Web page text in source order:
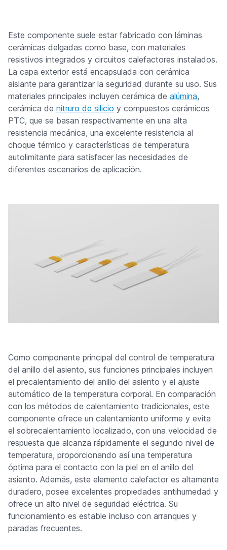
Este componente suele estar fabricado con láminas
cerámicas delgadas como base, con materiales
resistivos integrados y circuitos calefactores instalados.
La capa exterior está encapsulada con cerámica
aislante para garantizar la seguridad durante su uso. Sus
materiales principales incluyen cerámica de alúmina,
cerámica de nitruro de silicio y compuestos cerámicos
PTC, que se basan respectivamente en una alta
resistencia mecánica, una excelente resistencia al
choque térmico y características de temperatura
autolimitante para satisfacer las necesidades de
diferentes escenarios de aplicación.
Como componente principal del control de temperatura
del anillo del asiento, sus funciones principales incluyen
el precalentamiento del anillo del asiento y el ajuste
automático de la temperatura corporal. En comparación
con los métodos de calentamiento tradicionales, este
componente ofrece un calentamiento uniforme y evita
el sobrecalentamiento localizado, con una velocidad de
respuesta que alcanza rápidamente el segundo nivel de
temperatura, proporcionando así una temperatura
óptima para el contacto con la piel en el anillo del
asiento. Además, este elemento calefactor es altamente
duradero, posee excelentes propiedades antihumedad y
ofrece un alto nivel de seguridad eléctrica. Su
funcionamiento es estable incluso con arranques y
paradas frecuentes.